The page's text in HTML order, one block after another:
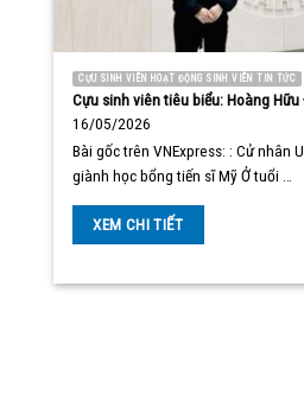
CỰU SINH VIÊN HOẠT ĐỘNG SINH VIÊN TIN TỨC
Cựu sinh viên tiêu biểu: Hoàng Hữu
16/05/2026
Bài gốc trên VNExpress: : Cử nhân
giành học bổng tiến sĩ Mỹ Ở tuổi …
XEM CHI TIẾT